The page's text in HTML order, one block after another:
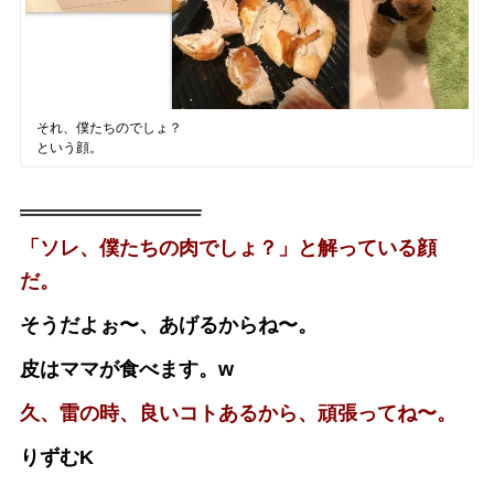
それ、僕たちのでしょ？
という顔。
「ソレ、僕たちの肉でしょ？」と解っている顔
だ。
そうだよぉ〜、あげるからね〜。
皮はママが食べます。w
久、雷の時、良いコトあるから、頑張ってね〜。
りずむK